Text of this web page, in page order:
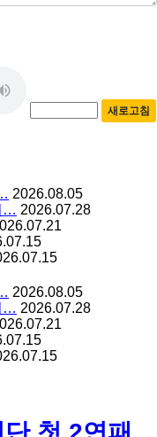
새로고침
2026.08.05
… 2026.07.28
2026.08.05
… 2026.07.28